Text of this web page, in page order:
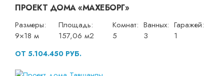
ПРОЕКТ ДОМА «МАХЕБОРГ»
Размеры:
9×18 м
Площадь:
157,06 м2
Комнат:
5
Ванных:
3
Гаражей:
1
ОТ 5.104.450 РУБ.